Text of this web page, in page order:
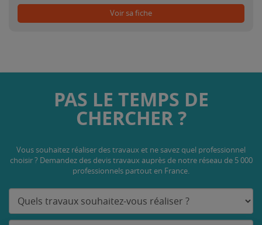
Voir sa fiche
PAS LE TEMPS DE
CHERCHER ?
Vous souhaitez réaliser des travaux et ne savez quel professionnel
choisir ? Demandez des devis travaux auprès de notre réseau de 5 000
professionnels partout en France.